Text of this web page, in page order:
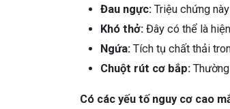
Đau ngực: Triệu chứng
Khó thở: Đây có thể là
Ngứa: Tích tụ chất thải
Chuột rút cơ bắp:
Có các yếu tố nguy cơ cao